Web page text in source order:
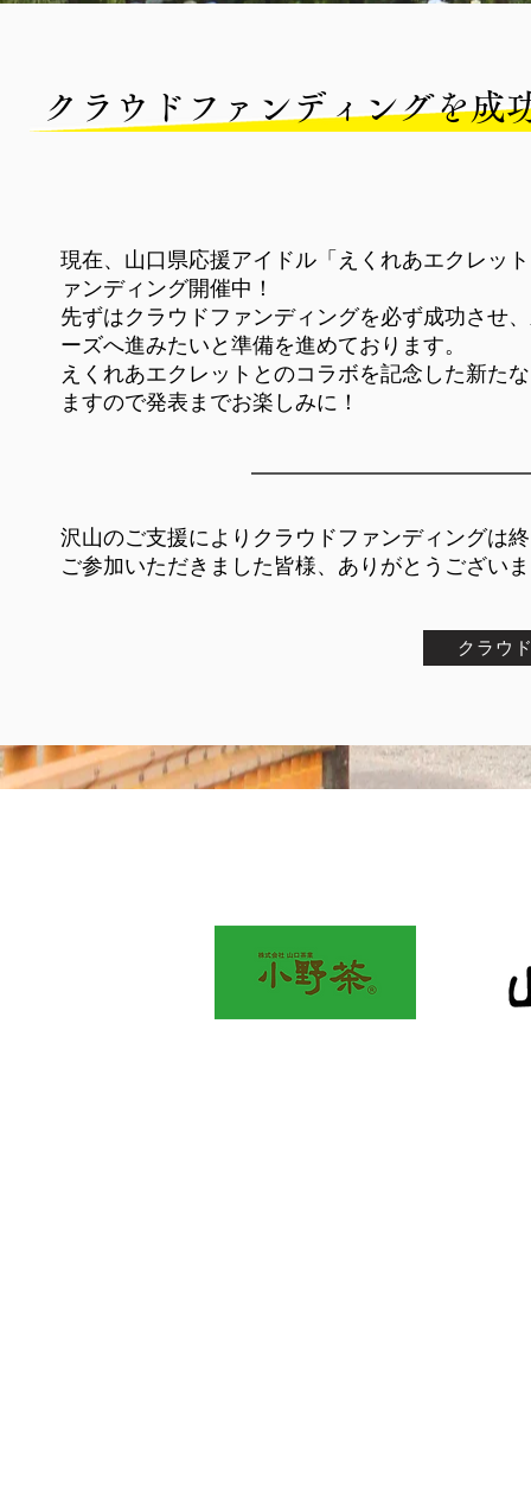
クラウドファンディングを成
現在、山口県応援アイドル「えくれあエクレッ
ァンディング開催中！
先ずはクラウドファンディングを必ず成功させ
ーズへ進みたいと準備を進めております。
えくれあエクレットとのコラボを記念した新た
ますので発表までお楽しみに！
沢山のご支援によりクラウドファンディングは
ご参加いただきました皆様、ありがとうござい
クラウ